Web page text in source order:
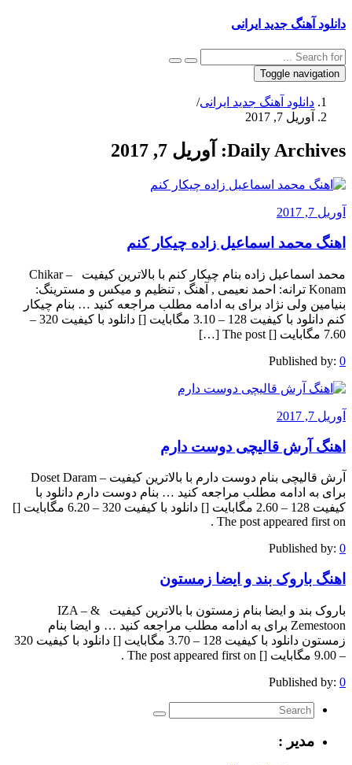
دانلود آهنگ جدید ایرانی
Toggle navigation
دانلود آهنگ جدید ایرانی/
آوریل 7, 2017
Daily Archives: آوریل 7, 2017
آوریل 7, 2017
اهنگ محمد اسماعیل زاده چیکار کنم
محمد اسماعیل زاده بنام چیکار کنم با بالاترین کیفیت – Chikar
Konam ترانه: احمد نعیمی , آهنگ , تنظیم و میکس و مسترینگ:
بنیامین ولی نژاد برای به ادامه مطلب مراجعه کنید … بنام چیکار
کنم دانلود با کیفیت 128 – 3.10 مگابایت [] دانلود با کیفیت 320 –
7.60 مگابایت [] The post […]
Published by: 0
آوریل 7, 2017
اهنگ آرش قالیچی دوست دارم
آرش قالیچی بنام دوست دارم با بالاترین کیفیت – Doset Daram
برای به ادامه مطلب مراجعه کنید … بنام دوست دارم دانلود با
کیفیت 128 – 2.60 مگابایت [] دانلود با کیفیت 320 – 6.20 مگابایت []
The post appeared first on .
Published by: 0
اهنگ باروک بند و ایضا زمستون
باروک بند و ایضا بنام زمستون با بالاترین کیفیت & IZA –
Zemestoon برای به ادامه مطلب مراجعه کنید … و ایضا بنام
زمستون دانلود با کیفیت 128 – 3.70 مگابایت [] دانلود با کیفیت 320
– 9.00 مگابایت [] The post appeared first on .
Published by: 0
مدیر :